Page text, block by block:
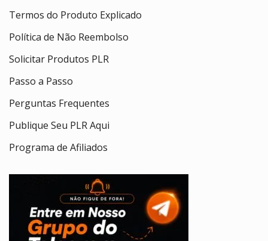
Termos do Produto Explicado
Política de Não Reembolso
Solicitar Produtos PLR
Passo a Passo
Perguntas Frequentes
Publique Seu PLR Aqui
Programa de Afiliados